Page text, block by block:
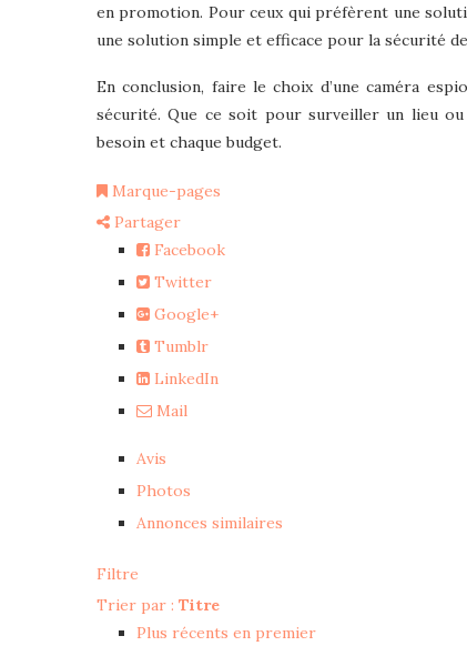
en promotion. Pour ceux qui préfèrent une
une solution simple et efficace pour la sécurité
En conclusion, faire le choix d’une caméra
sécurité. Que ce soit pour surveiller un lieu
besoin et chaque budget.
Marque-pages
Partager
Facebook
Twitter
Google+
Tumblr
LinkedIn
Mail
Avis
Photos
Annonces similaires
Filtre
Trier par : Titre
Plus récents en premier